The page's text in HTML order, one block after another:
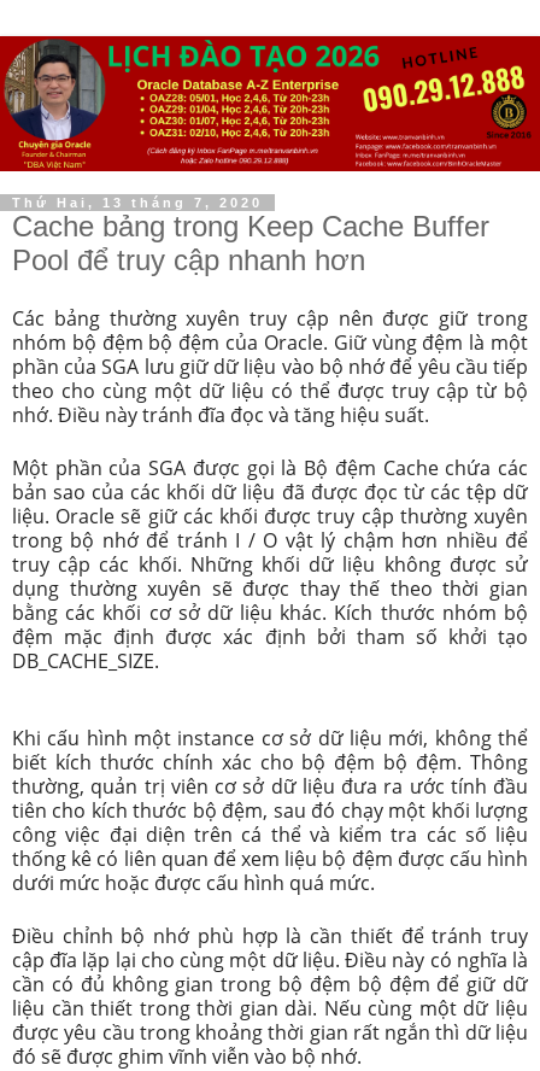
Thứ Hai, 13 tháng 7, 2020
Cache bảng trong Keep Cache Buffer
Pool để truy cập nhanh hơn
Các bảng thường xuyên truy cập nên được giữ trong
nhóm bộ đệm bộ đệm của Oracle. Giữ vùng đệm là một
phần của SGA lưu giữ dữ liệu vào bộ nhớ để yêu cầu tiếp
theo cho cùng một dữ liệu có thể được truy cập từ bộ
nhớ. Điều này tránh đĩa đọc và tăng hiệu suất.
Một phần của SGA được gọi là Bộ đệm Cache chứa các
bản sao của các khối dữ liệu đã được đọc từ các tệp dữ
liệu. Oracle sẽ giữ các khối được truy cập thường xuyên
trong bộ nhớ để tránh I / O vật lý chậm hơn nhiều để
truy cập các khối. Những khối dữ liệu không được sử
dụng thường xuyên sẽ được thay thế theo thời gian
bằng các khối cơ sở dữ liệu khác. Kích thước nhóm bộ
đệm mặc định được xác định bởi tham số khởi tạo
DB_CACHE_SIZE.
Khi cấu hình một instance cơ sở dữ liệu mới, không thể
biết kích thước chính xác cho bộ đệm bộ đệm. Thông
thường, quản trị viên cơ sở dữ liệu đưa ra ước tính đầu
tiên cho kích thước bộ đệm, sau đó chạy một khối lượng
công việc đại diện trên cá thể và kiểm tra các số liệu
thống kê có liên quan để xem liệu bộ đệm được cấu hình
dưới mức hoặc được cấu hình quá mức.
Điều chỉnh bộ nhớ phù hợp là cần thiết để tránh truy
cập đĩa lặp lại cho cùng một dữ liệu.Điều này có nghĩa là
cần có đủ không gian trong bộ đệm bộ đệm để giữ dữ
liệu cần thiết trong thời gian dài. Nếu cùng một dữ liệu
được yêu cầu trong khoảng thời gian rất ngắn thì dữ liệu
đó sẽ được ghim vĩnh viễn vào bộ nhớ.